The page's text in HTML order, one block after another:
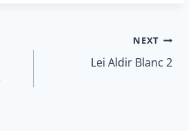
NEXT
Lei Aldir Blanc 2